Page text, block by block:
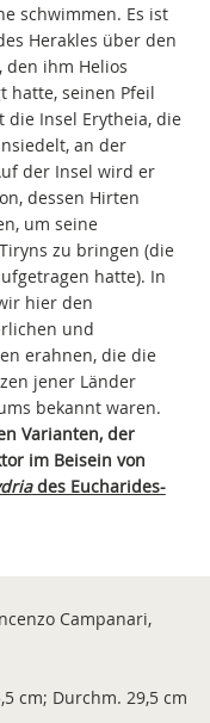
schwimmen. Es ist
Herakles über den
den ihm Helios
hatte, seinen Pfeil
die Insel Erytheia, die
an der
der Insel wird er
dessen Hirten
um seine
zu bringen (die
hatte). In
hier den
und
erahnen, die die
jener Länder
bekannt waren.
Varianten, der
im Beisein von
des Eucharides-
Campanari,
cm; Durchm. 29,5 cm